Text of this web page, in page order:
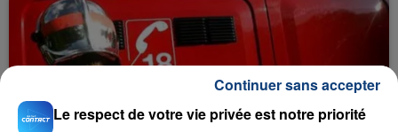
Le respect de votre vie privée est notre priorité
Continuer sans accepter